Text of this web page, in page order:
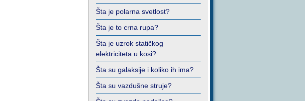
Šta je polarna svetlost?
Šta je to crna rupa?
Šta je uzrok statičkog
elektriciteta u kosi?
Šta su galaksije i koliko ih ima?
Šta su vazdušne struje?